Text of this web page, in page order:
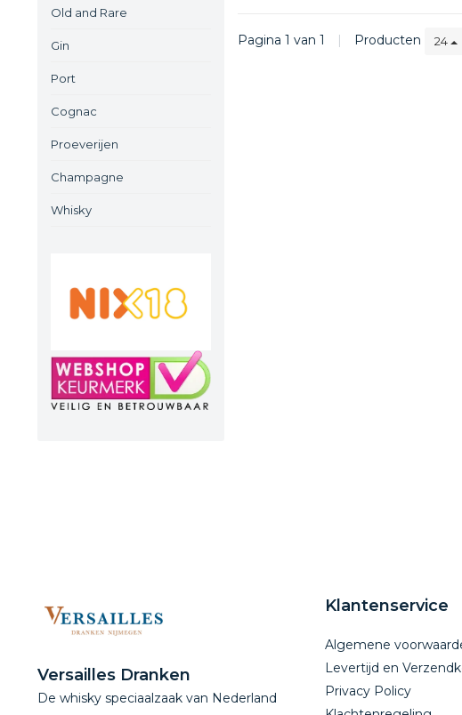
Old and Rare
Gin
Port
Cognac
Proeverijen
Champagne
Whisky
Pagina 1 van 1 | Producten 24
Versailles Dranken
De whisky speciaalzaak van Nederland
Klantenservice
Algemene
Levertijd en
Privacy Policy